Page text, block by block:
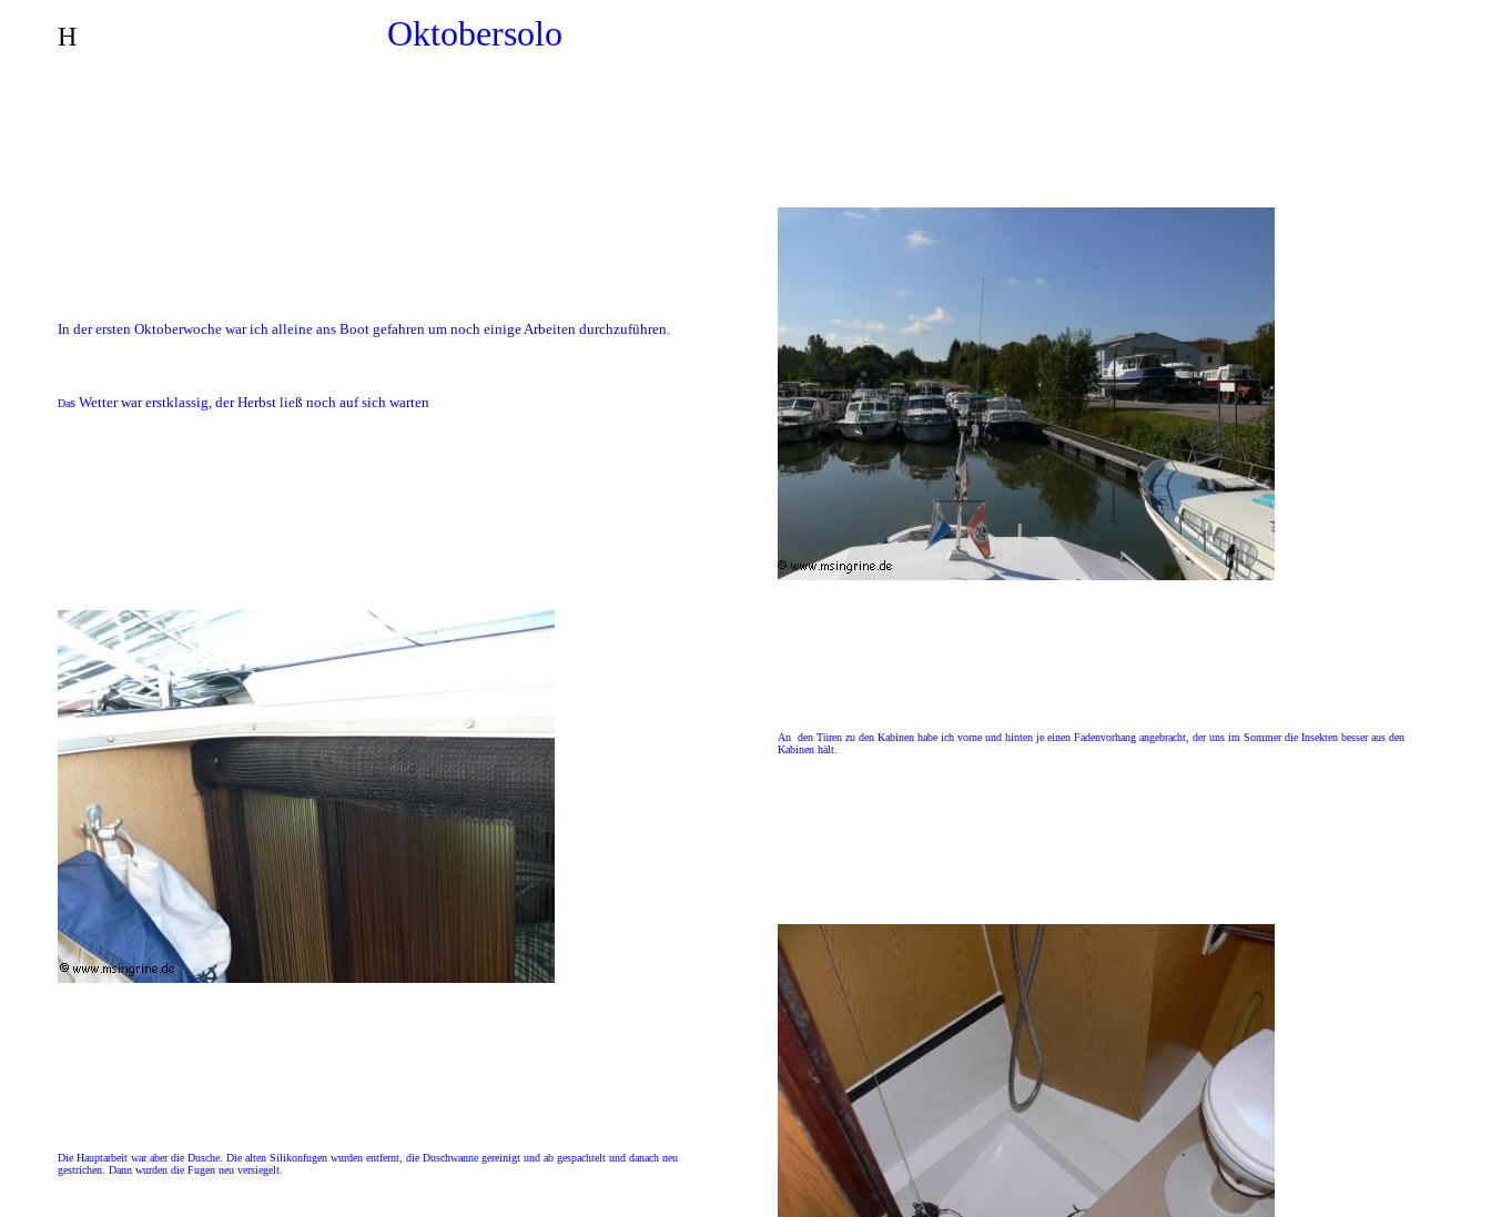
H Oktobersolo
In der ersten Oktoberwoche war ich alleine ans Boot gefahren um noch einige Arbeiten durchzuführen.
Das Wetter war erstklassig, der Herbst ließ noch auf sich warten
Die Hauptarbeit war aber die Dusche. Die alten Silikonfugen wurden entfernt, die Duschwanne gereinigt und ab gespachtelt und danach neu
gestrichen. Dann wurden die Fugen neu versiegelt.
An den Türen zu den Kabinen habe ich vorne und hinten je einen Fadenvorhang angebracht, der uns im Sommer die Insekten besser aus den
Kabinen hält.